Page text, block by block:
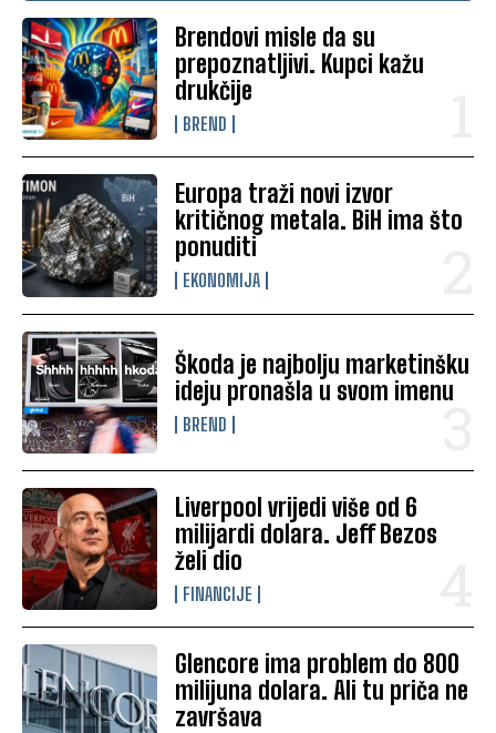
Brendovi misle da su
prepoznatljivi. Kupci kažu
drukčije
BREND
Europa traži novi izvor
kritičnog metala. BiH ima što
ponuditi
EKONOMIJA
Škoda je najbolju marketinšku
ideju pronašla u svom imenu
BREND
Liverpool vrijedi više od 6
milijardi dolara. Jeff Bezos
želi dio
FINANCIJE
Glencore ima problem do 800
milijuna dolara. Ali tu priča ne
završava